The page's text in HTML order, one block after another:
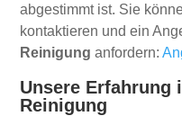
abgestimmt ist. Sie
kontaktieren und ein
Reinigung anfordern:
Unsere Erfahrung
Reinigung